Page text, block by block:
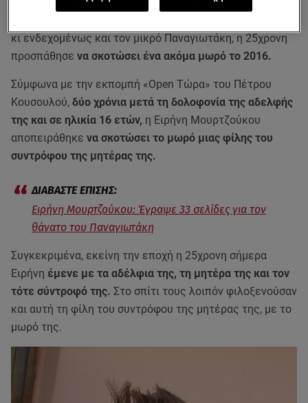
κι ενδεχομένως και τον μικρό Παναγιωτάκη, η 25χρονη
προσπάθησε να σκοτώσει ένα ακόμα μωρό το 2016.
Σύμφωνα με την εκπομπή «Open Τώρα» του Πέτρου
Κουσουλού, δύο χρόνια μετά τη δολοφονία της αδελφής
της και σε ηλικία 16 ετών, η Ειρήνη Μουρτζούκου
αποπειράθηκε να σκοτώσει το μωρό μιας φίλης του
συντρόφου της μητέρας της.
Ειρήνη Μουρτζούκου: Έγραψε 33 σελίδες για τον
θάνατο του Παναγιωτάκη
Συγκεκριμένα, εκείνη την εποχή η 25χρονη σήμερα
Ειρήνη έμενε με τα αδέλφια της, τη μητέρα της και τον
τότε σύντροφό της. Στο σπίτι τους λοιπόν φιλοξενούσαν
και αυτή τη φίλη του συντρόφου της μητέρας της, με το
μωρό της.